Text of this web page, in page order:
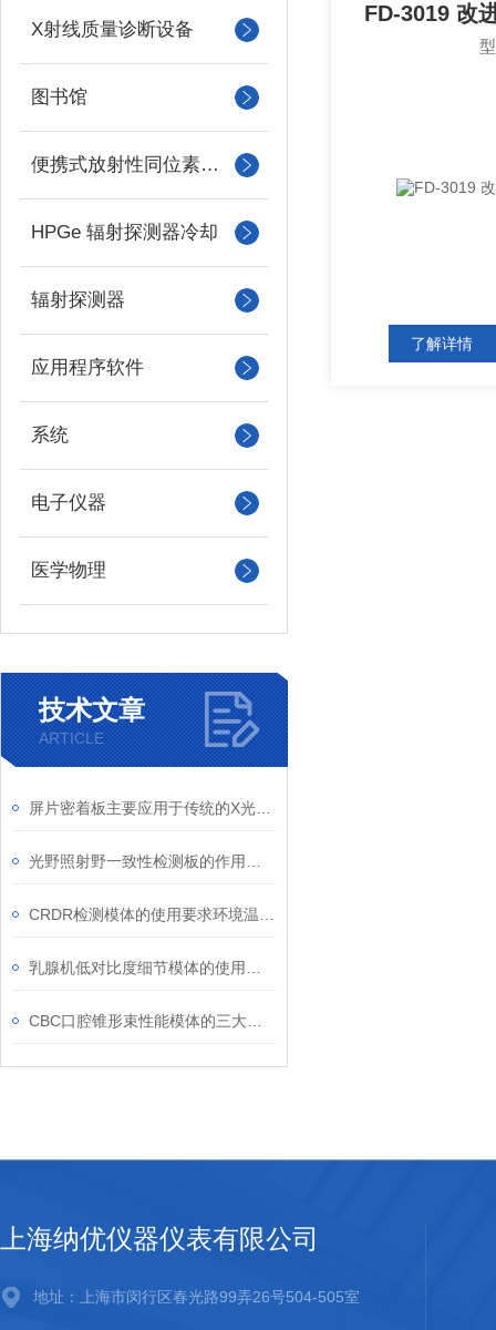
X射线质量诊断设备
图书馆
便携式放射性同位素识别装置 （RIID）
HPGe 辐射探测器冷却
辐射探测器
应用程序软件
系统
电子仪器
医学物理
技术文章
ARTICLE
FD-3019 改
了解详情
上海纳优仪器仪表有限公司
地址：上海市闵行区春光路99弄26号504-505室